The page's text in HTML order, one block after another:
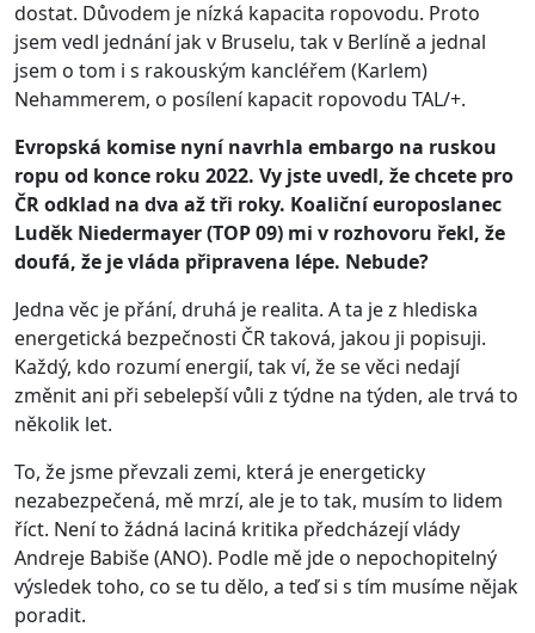
dostat. Důvodem je nízká kapacita ropovodu. Proto
jsem vedl jednání jak v Bruselu, tak v Berlíně a jednal
jsem o tom i s rakouským kancléřem (Karlem)
Nehammerem, o posílení kapacit ropovodu TAL/+.
Evropská komise nyní navrhla embargo na ruskou
ropu od konce roku 2022. Vy jste uvedl, že chcete pro
ČR odklad na dva až tři roky. Koaliční europoslanec
Luděk Niedermayer (TOP 09) mi v rozhovoru řekl, že
doufá, že je vláda připravena lépe. Nebude?
Jedna věc je přání, druhá je realita. A ta je z hlediska
energetická bezpečnosti ČR taková, jakou ji popisuji.
Každý, kdo rozumí energií, tak ví, že se věci nedají
změnit ani při sebelepší vůli z týdne na týden, ale trvá to
několik let.
To, že jsme převzali zemi, která je energeticky
nezabezpečená, mě mrzí, ale je to tak, musím to lidem
říct. Není to žádná laciná kritika předcházejí vlády
Andreje Babiše (ANO). Podle mě jde o nepochopitelný
výsledek toho, co se tu dělo, a teď si s tím musíme nějak
poradit.